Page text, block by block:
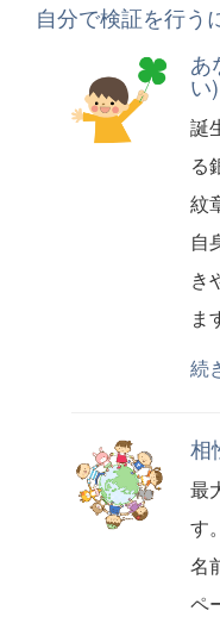
自分で検証を行う
あ
い)
誕
る
紋
自
き
ま
続
相
最
す
名
ペ